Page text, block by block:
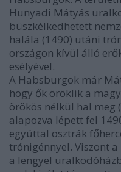
Hunyadi Mátyás
büszkélkedhetett
halála (1490) utáni
országon kívül álló
esélyével.
A Habsburgok már
hogy ők öröklik a
örökös nélkül hal meg
alapozva lépett fel
egyúttal osztrák
trónigénnyel. Viszont
a lengyel